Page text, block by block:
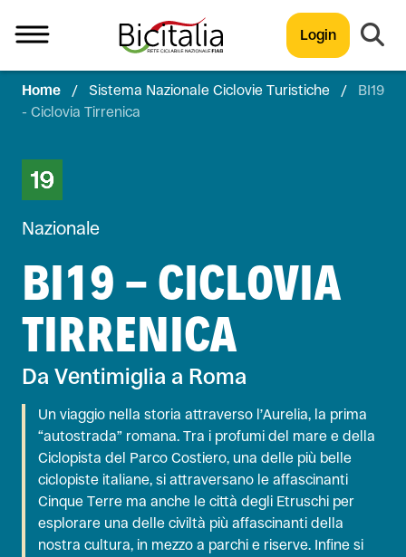
Login
TUTTO
Home / Sistema Nazionale Ciclovie Turistiche /
BI19
- Ciclovia Tirrenica
Nazionale
BI19 - CICLOVIA
TIRRENICA
Da Ventimiglia a Roma
Un viaggio nella storia attraverso l’Aurelia, la prima
“autostrada” romana. Tra i profumi del mare e della
Ciclopista del Parco Costiero, una delle più belle
ciclopiste italiane, si attraversano le affascinanti
Cinque Terre ma anche le città degli Etruschi per
esplorare una delle civiltà più affascinanti della
nostra cultura, in mezzo a parchi e riserve. Infine si